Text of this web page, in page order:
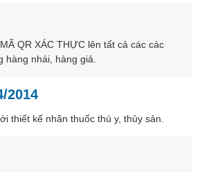
QR XÁC THỰC lên tất cả các các
hàng nhái, hàng giả.
2014
thiết kế nhãn thuốc thú y, thủy sản.